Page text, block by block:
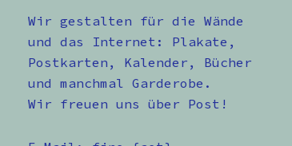
Wir gestalten für die Wände
und das Internet: Plakate,
Postkarten, Kalender, Bücher
und manchmal Garderobe.
Wir freuen uns über Post!